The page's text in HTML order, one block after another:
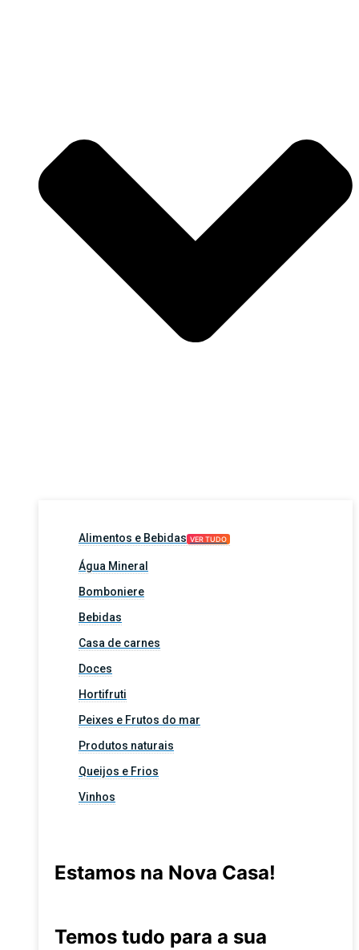
Alimentos e Bebidas VER TUDO
Água Mineral
Bomboniere
Bebidas
Casa de carnes
Doces
Hortifruti
Peixes e Frutos do mar
Produtos naturais
Queijos e Frios
Vinhos
Estamos na Nova Casa!
Temos tudo para a sua